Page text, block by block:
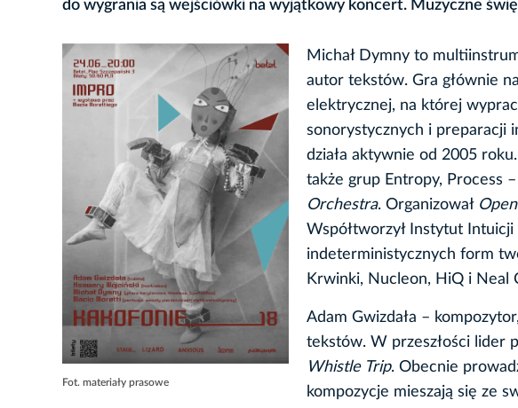
do wygrania są wejściówki na wyjątkowy koncert. Muzyczne
Fot. materiały prasowe
Michał Dymny to
autor tekstów. Gra głównie
elektrycznej, na której
sonorystycznych i preparacji
działa aktywnie od 2005
także grup Entropy, Process –
Orchestra. Organizował
Współtworzył Instytut
indeterministycznych form
Krwinki, Nucleon, HiQ i Neal
Adam Gwizdała –
tekstów. W przeszłości lider
Whistle Trip. Obecnie
kompozycje mieszają się ze